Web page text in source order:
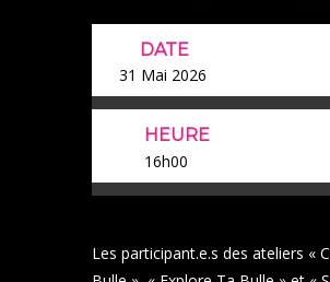
DATE
31 Mai 2026
HEURE
16h00
Les participant.e.s des ateliers «